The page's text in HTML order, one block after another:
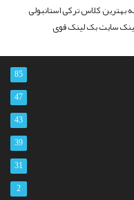
بهترین کلاس ترکی استانبولی
سایت بک لینک قوی
85
47
43
39
31
2